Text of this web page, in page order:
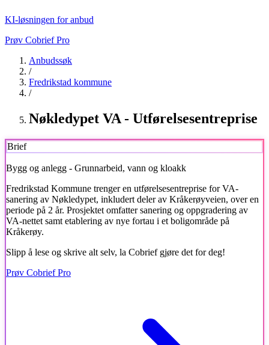
KI-løsningen for anbud
Prøv Cobrief Pro
Anbudssøk
/
Fredrikstad kommune
/
Nøkledypet VA - Utførelsesentreprise
Brief
Bygg og anlegg - Grunnarbeid, vann og kloakk
Fredrikstad Kommune trenger en utførelsesentreprise for VA-
sanering av Nøkledypet, inkludert deler av Kråkerøyveien, over en
periode på 2 år. Prosjektet omfatter sanering og oppgradering av
VA-nettet samt etablering av nye fortau i et boligområde på
Kråkerøy.
Slipp å lese og skrive alt selv, la Cobrief gjøre det for deg!
Prøv Cobrief Pro